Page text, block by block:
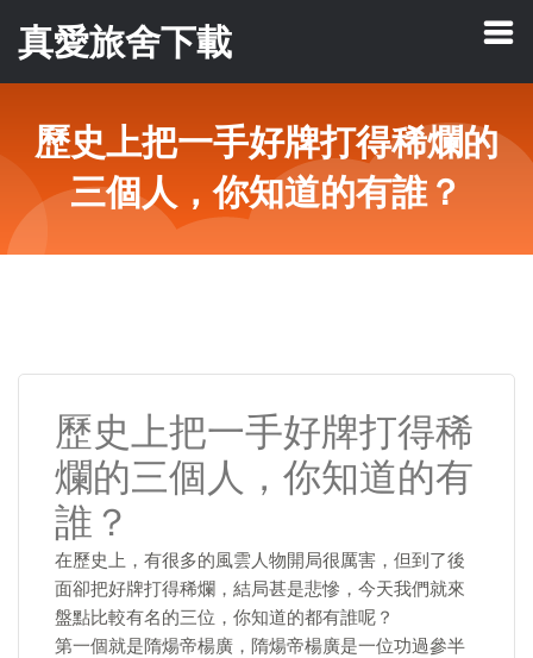
真愛旅舍下載
歷史上把一手好牌打得稀爛的
三個人，你知道的有誰？
歷史上把一手好牌打得稀
爛的三個人，你知道的有
誰？
在歷史上，有很多的風雲人物開局很厲害，但到了後
面卻把好牌打得稀爛，結局甚是悲慘，今天我們就來
盤點比較有名的三位，你知道的都有誰呢？
第一個就是隋煬帝楊廣，隋煬帝楊廣是一位功過參半